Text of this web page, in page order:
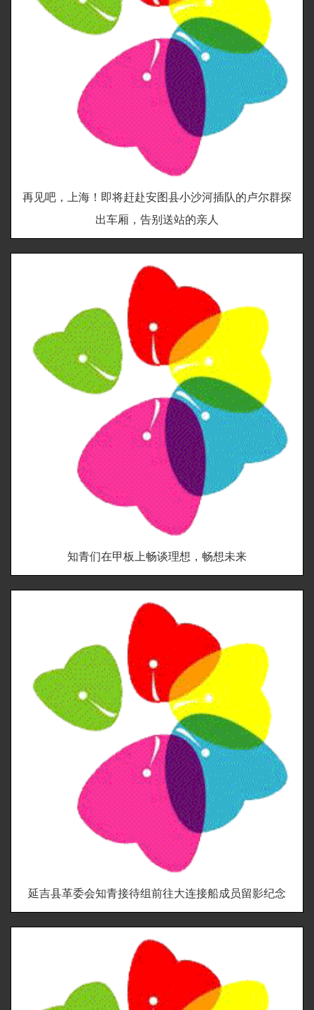
再见吧，上海！即将赶赴安图县小沙河插队的卢尔群探
出车厢，告别送站的亲人
知青们在甲板上畅谈理想，畅想未来
延吉县革委会知青接待组前往大连接船成员留影纪念